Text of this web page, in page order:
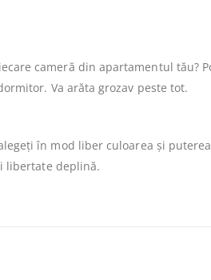
cameră din apartamentul tău?
Va arăta grozav peste tot.
în mod liber culoarea și
libertate deplină.